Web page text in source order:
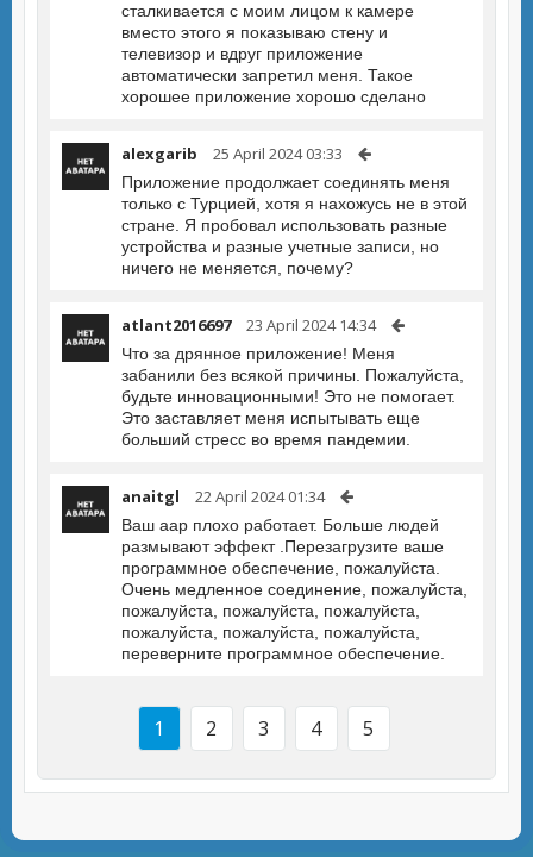
сталкивается с моим лицом к камере
вместо этого я показываю стену и
телевизор и вдруг приложение
автоматически запретил меня. Такое
хорошее приложение хорошо сделано
alexgarib 25 April 2024 03:33
Приложение продолжает соединять меня
только с Турцией, хотя я нахожусь не в этой
стране. Я пробовал использовать разные
устройства и разные учетные записи, но
ничего не меняется, почему?
atlant2016697 23 April 2024 14:34
Что за дрянное приложение! Меня
забанили без всякой причины. Пожалуйста,
будьте инновационными! Это не помогает.
Это заставляет меня испытывать еще
больший стресс во время пандемии.
anaitgl 22 April 2024 01:34
Ваш aap плохо работает. Больше людей
размывают эффект .Перезагрузите ваше
программное обеспечение, пожалуйста.
Очень медленное соединение, пожалуйста,
пожалуйста, пожалуйста, пожалуйста,
пожалуйста, пожалуйста, пожалуйста,
переверните программное обеспечение.
1 2 3 4 5